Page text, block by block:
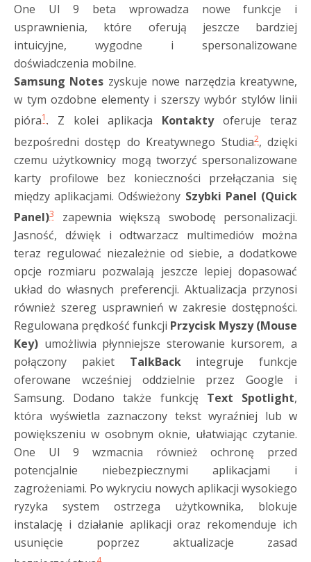
One UI 9 beta wprowadza nowe funkcje i
usprawnienia, które oferują jeszcze bardziej
intuicyjne, wygodne i spersonalizowane
doświadczenia mobilne.
Samsung Notes zyskuje nowe narzędzia kreatywne,
w tym ozdobne elementy i szerszy wybór stylów linii
pióra1. Z kolei aplikacja Kontaktyoferuje teraz
bezpośredni dostęp do Kreatywnego Studia2, dzięki
czemu użytkownicy mogą tworzyć spersonalizowane
karty profilowe bez konieczności przełączania się
między aplikacjami. Odświeżony Szybki Panel (Quick
Panel)3
zapewnia większą swobodę personalizacji.
Jasność, dźwięk i odtwarzacz multimediów można
teraz regulować niezależnie od siebie, a dodatkowe
opcje rozmiaru pozwalają jeszcze lepiej dopasować
układ do własnych preferencji. Aktualizacja przynosi
również szereg usprawnień w zakresie dostępności.
Regulowana prędkość funkcji Przycisk Myszy (Mouse
Key) umożliwia płynniejsze sterowanie kursorem, a
połączony pakiet TalkBack integruje funkcje
oferowane wcześniej oddzielnie przez Google i
Samsung. Dodano także funkcję Text Spotlight,
która wyświetla zaznaczony tekst wyraźniej lub w
powiększeniu w osobnym oknie, ułatwiając czytanie.
One UI 9 wzmacnia również ochronę przed
potencjalnie niebezpiecznymi aplikacjami i
zagrożeniami. Po wykryciu nowych aplikacji wysokiego
ryzyka system ostrzega użytkownika, blokuje
instalację i działanie aplikacji oraz rekomenduje ich
usunięcie poprzez aktualizacje zasad